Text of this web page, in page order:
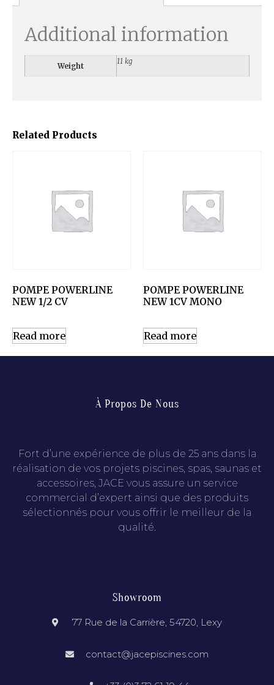
Related Products
POMPE POWERLINE
NEW 1/2 CV
Read more
POMPE POWERLINE
NEW 1CV MONO
Read more
Additional information
Weight
11 kg
À Propos De Nous
Fort d’une expérience de plus de 25 ans dans la
réalisation de vos projets piscines, spas, saunas et
accessoires, JACE vous assure un service
commercial d’expert ainsi que des produits
sélectionnés pour vous offrir le meilleur de la
qualité.
Showroom
77 Rue de la Carrière, 54720, Lexy
contact@jacepiscines.com